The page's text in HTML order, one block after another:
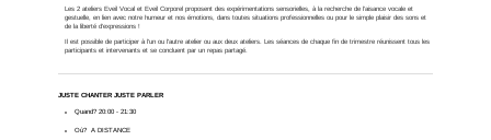
Les 2 ateliers Eveil Vocal et Eveil Corporel proposent des expérimentations sensorielles, à la recherche de l’aisance vocale et
gestuelle, en lien avec notre humeur et nos émotions, dans toutes situations professionnelles ou pour le simple plaisir des sons et
de la liberté d’expressions !
Il est possible de participer à l'un ou l'autre atelier ou aux deux ateliers. Les séances de chaque fin de trimestre réunissent tous les
participants et intervenants et se concluent par un repas partagé.
JUSTE CHANTER JUSTE PARLER
Quand?20:00 -21:30
Où?A DISTANCE